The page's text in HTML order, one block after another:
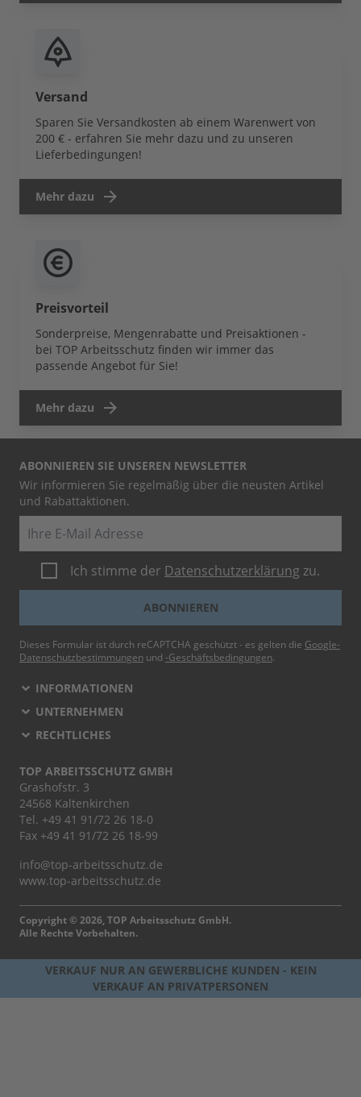
Versand
Sparen Sie Versandkosten ab einem Warenwert von
200 € - erfahren Sie mehr dazu und zu unseren
Lieferbedingungen!
Mehr dazu
Preisvorteil
Sonderpreise, Mengenrabatte und Preisaktionen -
bei TOP Arbeitsschutz finden wir immer das
passende Angebot für Sie!
Mehr dazu
ABONNIEREN SIE UNSEREN NEWSLETTER
Wir informieren Sie regelmäßig über die neusten Artikel
und Rabattaktionen.
Ich stimme der Datenschutzerklärung zu.
ABONNIEREN
Dieses Formular ist durch reCAPTCHA geschützt - es gelten die Google-
Datenschutzbestimmungen und -Geschäftsbedingungen.
INFORMATIONEN
UNTERNEHMEN
RECHTLICHES
TOP ARBEITSSCHUTZ GMBH
Grashofstr. 3
24568 Kaltenkirchen
Tel. +49 41 91/72 26 18-0
Fax +49 41 91/72 26 18-99
info@top-arbeitsschutz.de
www.top-arbeitsschutz.de
Copyright © 2026, TOP Arbeitsschutz GmbH.
Alle Rechte Vorbehalten.
VERKAUF NUR AN GEWERBLICHE KUNDEN - KEIN
VERKAUF AN PRIVATPERSONEN